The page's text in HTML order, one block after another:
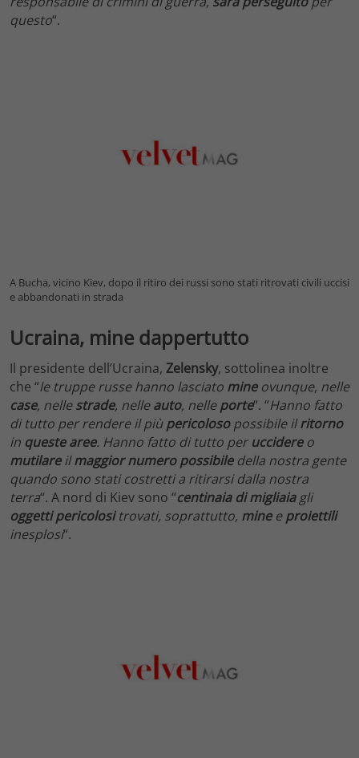
questo“.
A Bucha, vicino Kiev, dopo il ritiro dei russi sono stati ritrovati civili uccisi
e abbandonati in strada
Ucraina, mine dappertutto
Il presidente dell’Ucraina, Zelensky, sottolinea inoltre
che “le truppe russe hanno lasciato mineovunque, nelle
case, nellestrade, nelleauto, nelleporte“. “Hanno fatto
di tutto per rendere il più pericolosopossibile ilritorno
in queste aree. Hanno fatto di tutto per uccidereo
mutilareilmaggior numero possibiledella nostra gente
quando sono stati costretti a ritirarsi dalla nostra
terra“. A nord di Kiev sono “centinaia di migliaiagli
oggetti pericolositrovati, soprattutto, mineeproiettili
inesplosi“.